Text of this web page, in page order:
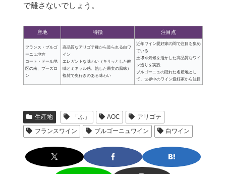
で離さないでしょう。
産地 特徴 注目点
フランス・ブルゴ
ーニュ地方
コート・ドール地
区の南、ブーズロ
ン
高品質なアリゴテ種から造られる白ワ
イン
エレガントな味わい（キリッとした酸
味とミネラル感、熟した果実の風味）
複雑で奥行きのある味わい
近年ワイン愛好家の間で注目を集め
ている
土壌や気候を活かした高品質なワイ
ン造りを実践
ブルゴーニュの隠れた名産地とし
て、世界中のワイン愛好家から注目
生産地 「ふ」 AOC
アリゴテ
フランスワイン
ブルゴーニュワイン 白ワイン